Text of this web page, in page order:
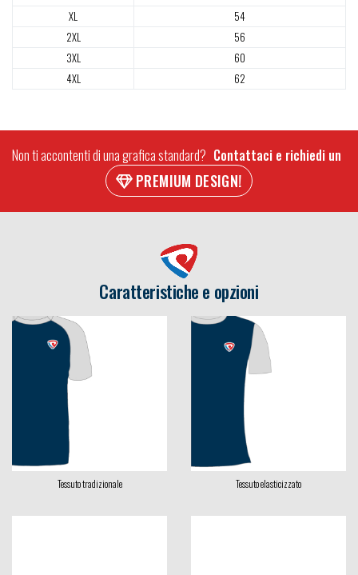
XL
54
2XL
56
3XL
60
4XL
62
Non ti accontenti di una grafica standard? Contattaci e richiedi un
PREMIUM DESIGN!
Caratteristiche e opzioni
Tessuto tradizionale Tessuto elasticizzato